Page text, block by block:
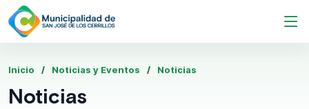
Inicio Noticias y Eventos Noticias
Noticias